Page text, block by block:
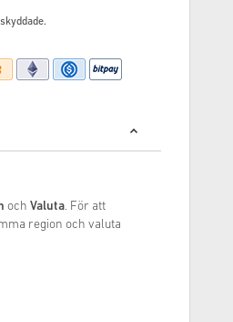
och Valuta. För att
region och valuta